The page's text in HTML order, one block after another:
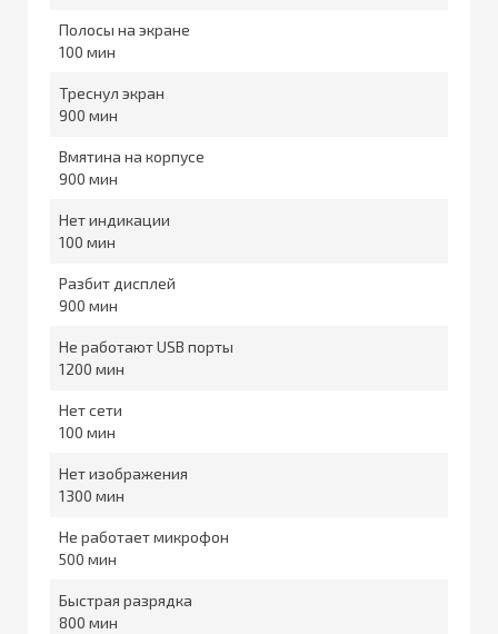
Полосы на экране
100
Треснул экран
900
Вмятина на корпусе
900
Нет индикации
100
Разбит дисплей
900
Не работают USB порты
1200
Нет сети
100
Нет изображения
1300
Не работает микрофон
500
Быстрая разрядка
800